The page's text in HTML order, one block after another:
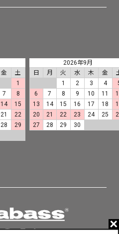
金
土
1
7
8
14
15
21
22
28
29
2026年9月
日
月 火 水 木 金
1
2 3 4
6
7 8 9 10 11
13
14 15 16 17 18
20
21 22 23 24 25
27
28 29 30